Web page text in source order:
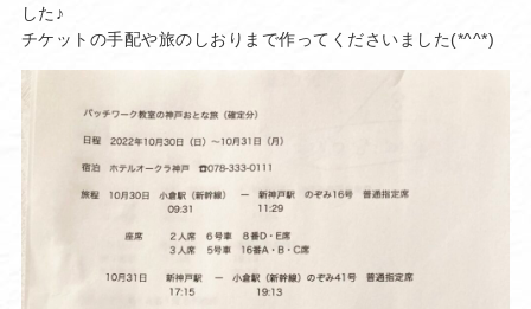
した♪
チケットの手配や旅のしおりまで作ってくださいました(*^^*)